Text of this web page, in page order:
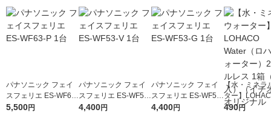
パナソニック フェイ
スフェリエ ES-WF63-
P 1台
5,500円
パナソニック フェイ
スフェリエ ES-WF53-
V 1台
4,400円
パナソニック フェイ
スフェリエ ES-WF53-
G 1台
4,400円
【水・ミネラ
ター】
r（ロハコウ
490円